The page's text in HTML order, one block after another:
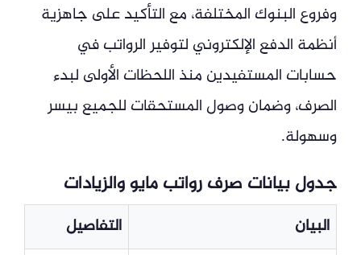
وفروع البنوك المختلفة، مع التأكيد على جاهزية
أنظمة الدفع الإلكتروني لتوفير الرواتب في
حسابات المستفيدين منذ اللحظات الأولى لبدء
الصرف، وضمان وصول المستحقات للجميع بيسر
وسهولة.
جدول بيانات صرف رواتب مايو والزيادات
البيان
التفاصيل